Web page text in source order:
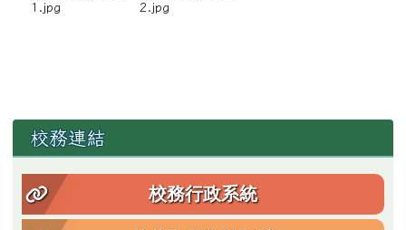
1.jpg
2.jpg
左邊區域內容
校務連結
校務行政系統